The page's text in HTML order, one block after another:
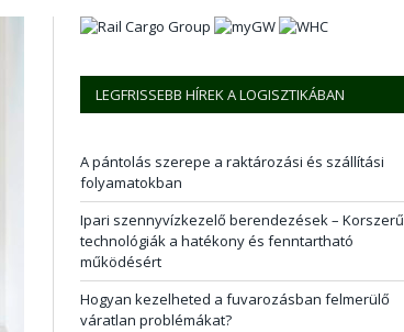
LEGFRISSEBB HÍREK A LOGISZTIKÁBAN
A pántolás szerepe a raktározási és szállítási
folyamatokban
Ipari szennyvízkezelő berendezések – Korszerű
technológiák a hatékony és fenntartható
működésért
Hogyan kezelheted a fuvarozásban felmerülő
váratlan problémákat?